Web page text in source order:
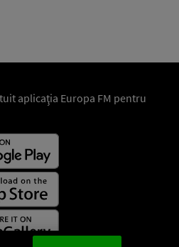
aplicaţia Europa FM pentru